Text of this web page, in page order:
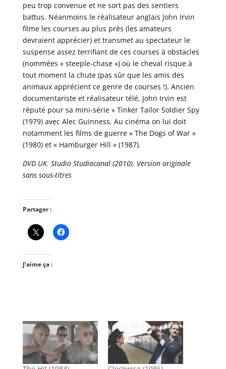
peu trop convenue et ne sort pas des sentiers
battus. Néanmoins le réalisateur anglais John Irvin
filme les courses au plus près (les amateurs
devraient apprécier) et transmet au spectateur le
suspense assez terrifiant de ces courses à obstacles
(nommées « steeple-chase ») où le cheval risque à
tout moment la chute (pas sûr que les amis des
animaux apprécient ce genre de courses !). Ancien
documentariste et réalisateur télé, John Irvin est
réputé pour sa mini-série « Tinker Tailor Soldier Spy
(1979) avec Alec Guinness. Au cinéma on lui doit
notamment les films de guerre « The Dogs of War »
(1980) et « Hamburger Hill » (1987).
DVD UK. Studio Studiocanal (2010). Version originale
sans sous-titres
Partager :
J’aime ça :